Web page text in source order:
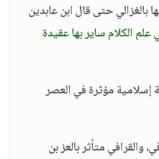
بالغزالي حتى قال ابن عابدين
الكلام ساير بها عقيدة
مؤثرة في العصر
والقرافي متأثر بالعز بن